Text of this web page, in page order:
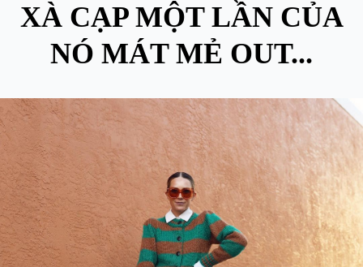
XÀ CẠP MỘT LẦN CỦA
NÓ MÁT MẺ OUT...